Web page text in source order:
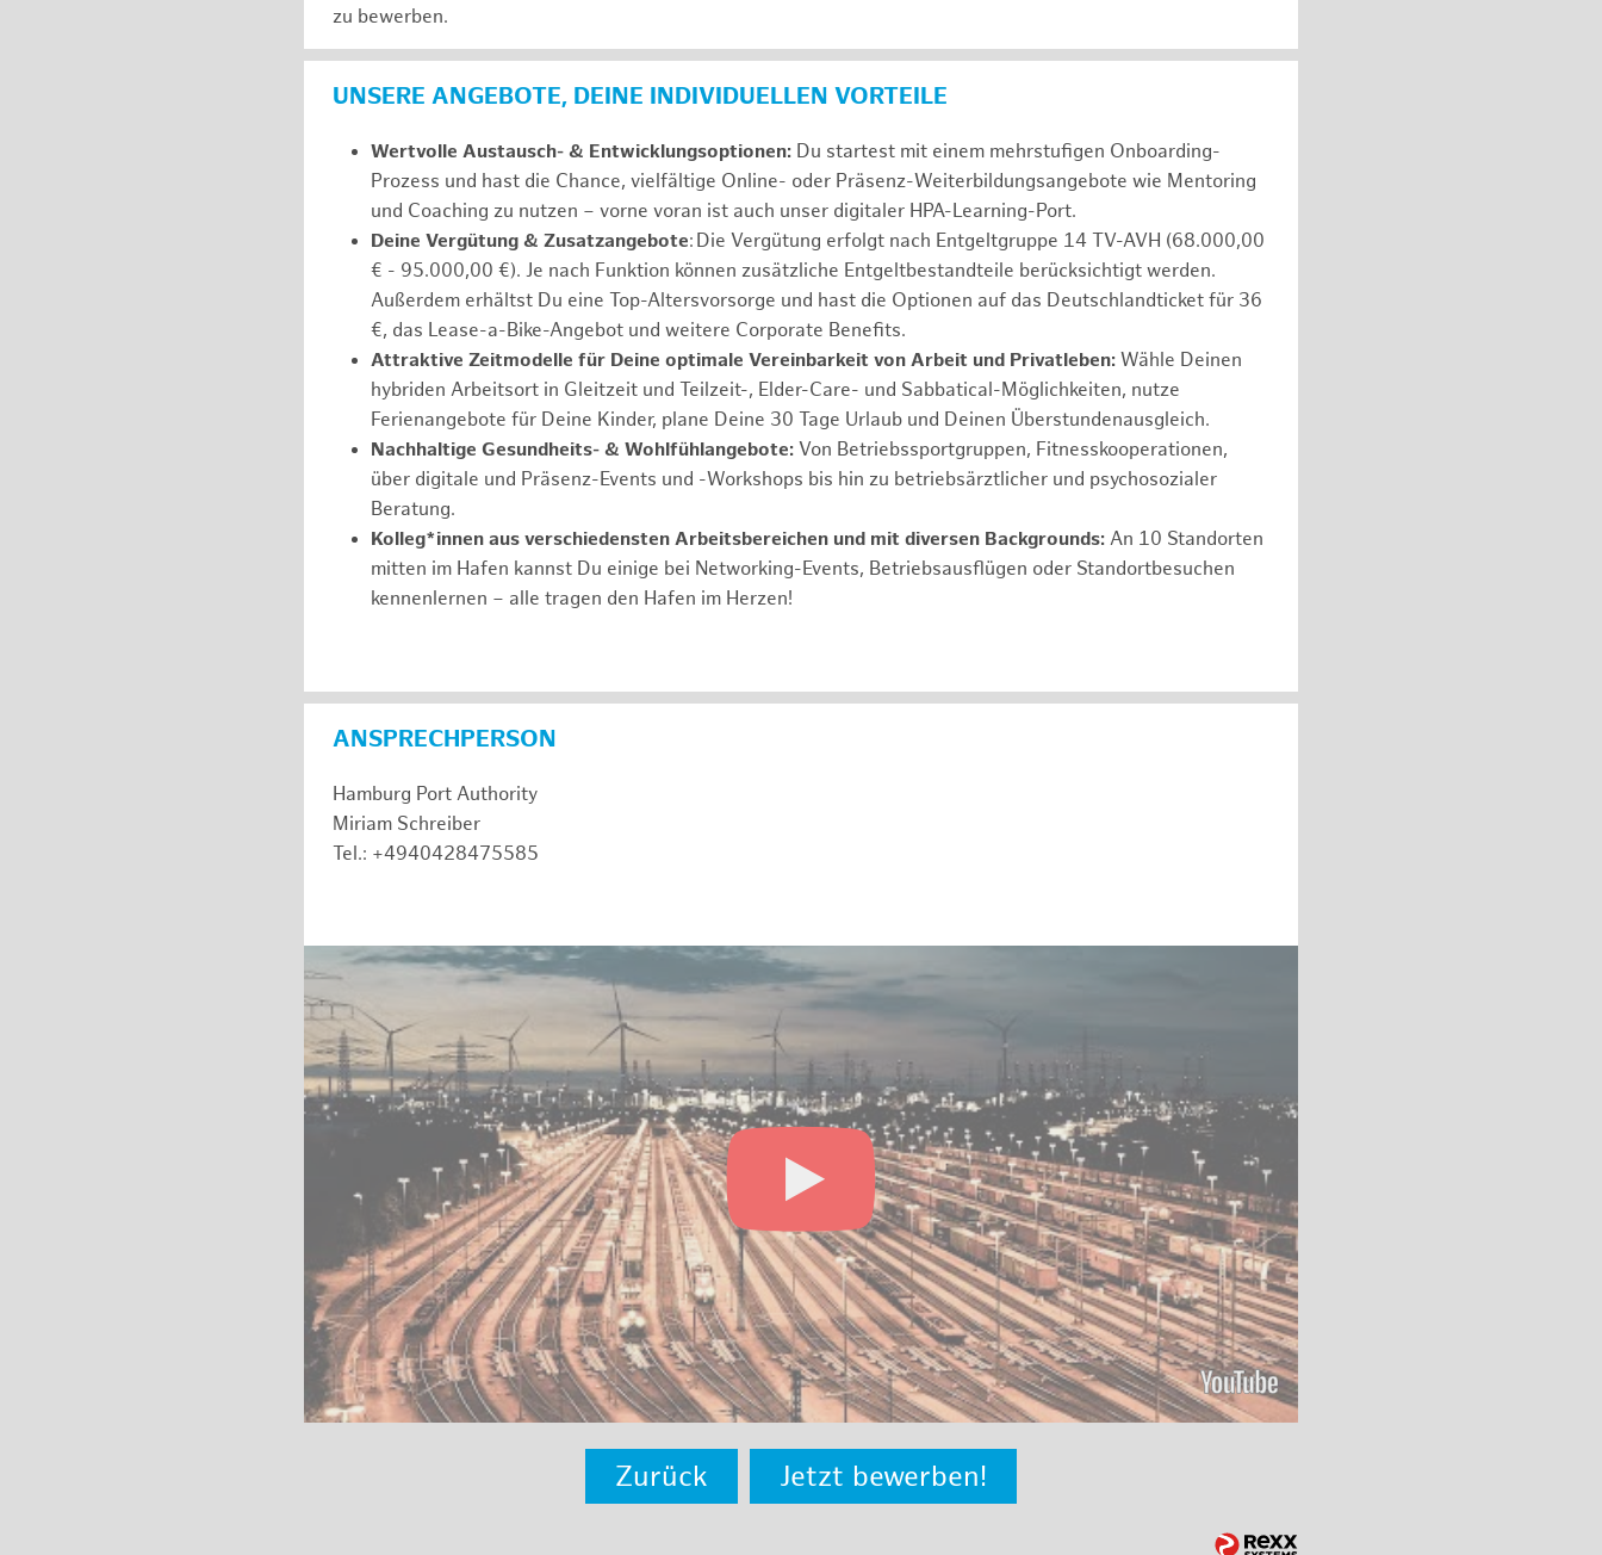
zu bewerben.
UNSERE ANGEBOTE, DEINE INDIVIDUELLEN VORTEILE
Wertvolle Austausch- & Entwicklungsoptionen: Du startest mit einem mehrstufigen Onboarding-
Prozess und hast die Chance, vielfältige Online- oder Präsenz-Weiterbildungsangebote wie Mentoring
und Coaching zu nutzen – vorne voran ist auch unser digitaler HPA-Learning-Port.
Deine Vergütung & Zusatzangebote: Die Vergütung erfolgt nach Entgeltgruppe 14 TV-AVH (68.000,00
€ - 95.000,00 €). Je nach Funktion können zusätzliche Entgeltbestandteile berücksichtigt werden.
Außerdem erhältst Du eine Top-Altersvorsorge und hast die Optionen auf das Deutschlandticket für 36
€, das Lease-a-Bike-Angebot und weitere Corporate Benefits.
Attraktive Zeitmodelle für Deine optimale Vereinbarkeit von Arbeit und Privatleben: Wähle Deinen
hybriden Arbeitsort in Gleitzeit und Teilzeit-, Elder-Care- und Sabbatical-Möglichkeiten, nutze
Ferienangebote für Deine Kinder, plane Deine 30 Tage Urlaub und Deinen Überstundenausgleich.
Nachhaltige Gesundheits- & Wohlfühlangebote: Von Betriebssportgruppen, Fitnesskooperationen,
über digitale und Präsenz-Events und -Workshops bis hin zu betriebsärztlicher und psychosozialer
Beratung.
Kolleg*innen aus verschiedensten Arbeitsbereichen und mit diversen Backgrounds: An 10 Standorten
mitten im Hafen kannst Du einige bei Networking-Events, Betriebsausflügen oder Standortbesuchen
kennenlernen – alle tragen den Hafen im Herzen!
ANSPRECHPERSON
Hamburg Port Authority
Miriam Schreiber
Tel.: +4940428475585
Zurück Jetzt bewerben!